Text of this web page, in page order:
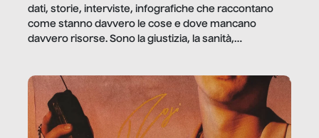
dati, storie, interviste, infografiche che raccontano
come stanno davvero le cose e dove mancano
davvero risorse. Sono la giustizia, la sanità,